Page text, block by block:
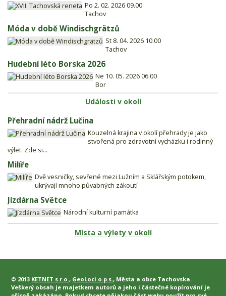
Po 2. 02. 2026 09.00
Tachov
Móda v době Windischgrätzů
St 8. 04. 2026 10.00
Tachov
Hudební léto Borska 2026
Ne 10. 05. 2026 06.00
Bor
Události v okolí
Přehradní nádrž Lučina
Kouzelná krajina v okolí přehrady je jako
stvořená pro zdravotní vycházku i rodinný
výlet. Zde si...
Milíře
Dvě vesničky, sevřené mezi Lužním a Sklářským potokem,
ukrývají mnoho půvabných zákoutí
Jízdárna Světce
Národní kulturní památka
Místa a výlety v okolí
© 2013 KETNET s.r.o., GeoLoci o.p.s., Města a obce Tachovska.
Veškerý obsah je majetkem autorů a jeho i částečné kopírování je